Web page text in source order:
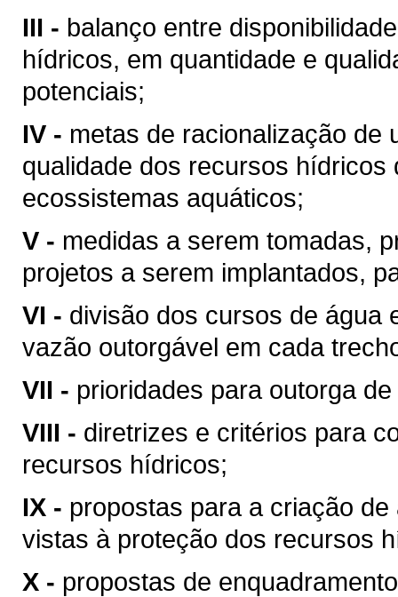
III - balanço entre
hídricos, em quantidade e
potenciais;
IV - metas de racionalização de
qualidade dos recursos
ecossistemas aquáticos;
V - medidas a serem tomadas,
projetos a serem implantados,
VI - divisão dos cursos de água
vazão outorgável em cada
VII - prioridades para outorga
VIII - diretrizes e critérios para
recursos hídricos;
IX - propostas para a criação
vistas à proteção dos recursos
X - propostas de